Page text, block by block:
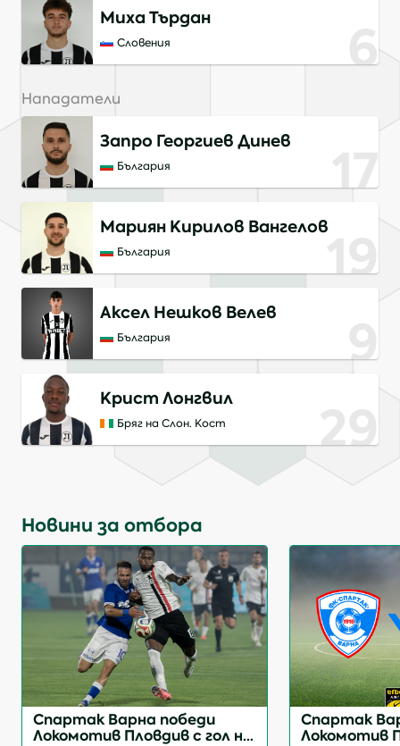
Миха Търдан
Словения 6
Нападатели
Запро Георгиев Динев
България 17
Мариян Кирилов Вангелов
България 19
Аксел Нешков Велев
България 9
Крист Лонгвил
Бряг на Слон. Кост 29
Новини за отбора
Спартак Варна победи
Локомотив Пловдив с гол на
Спартак
Локомотив